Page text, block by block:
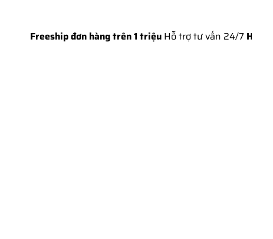
Freeship đơn hàng trên 1 triệuHỗ trợ tư vấn 24/7Hotline: